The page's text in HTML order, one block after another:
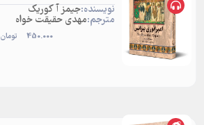
نویسنده:جیمز آ کوریک
مترجم:مهدی حقیقت خواه
450.000 تومان